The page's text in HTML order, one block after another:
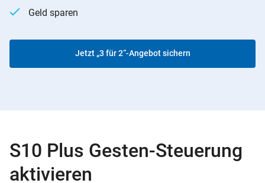
Geld sparen
Jetzt „3 für 2“-Angebot sichern
S10 Plus Gesten-Steuerung
aktivieren